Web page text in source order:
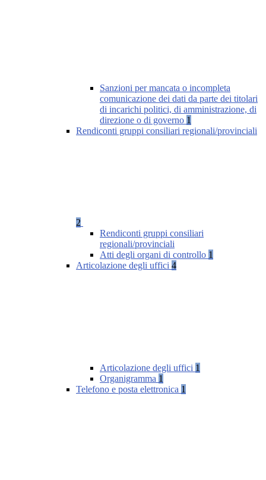
Sanzioni per mancata o incompleta
comunicazione dei dati da parte dei titolari
di incarichi politici, di amministrazione, di
direzione o di governo 1
Rendiconti gruppi consiliari regionali/provinciali
2
Rendiconti gruppi consiliari
regionali/provinciali
Atti degli organi di controllo 1
Articolazione degli uffici 4
Articolazione degli uffici 1
Organigramma 1
Telefono e posta elettronica 1